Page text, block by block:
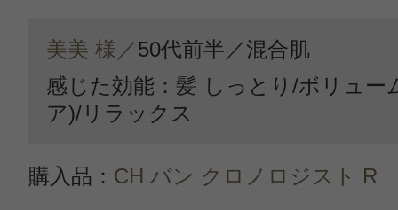
美美 様／50代前半／混合肌
感じた効能：髪 しっとり/ボリュー
ア)/リラックス
購入品： CH バン クロノロジスト R